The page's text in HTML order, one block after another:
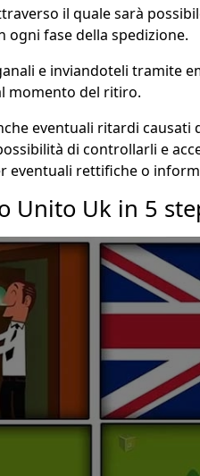
il quale sarà
fase della spedizione.
e inviandoteli tramite
momento del ritiro.
eventuali ritardi
di controllarli e
rettifiche o
Unito Uk in 5